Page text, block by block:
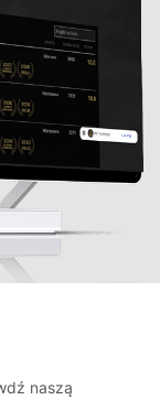
naszą